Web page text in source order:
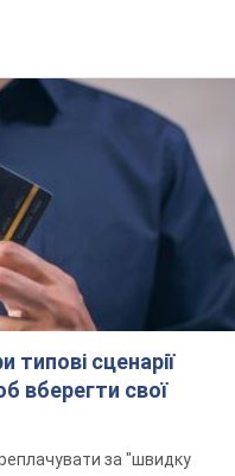
типові сценарії
вберегти свої
за "швидку